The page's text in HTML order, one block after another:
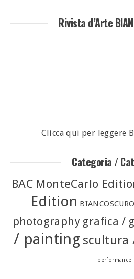
Rivista d’Arte
Clicca qui per leggere
Categoria /
BAC MonteCarlo
Edition BIANCOSCURO
photography grafica /
/ painting scultura
performance